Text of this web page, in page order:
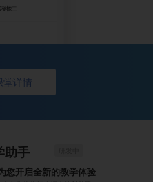
堂详情
助手
您开启全新的教学体验